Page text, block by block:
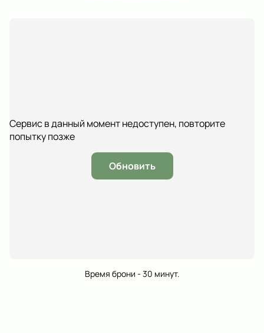
Сервис в данный момент недоступен, повторите
попытку позже
Обновить
Время брони - 30 минут.